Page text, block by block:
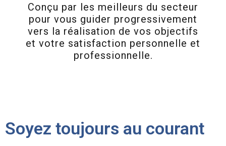
Conçu par les meilleurs du secteur
pour vous guider progressivement
vers la réalisation de vos objectifs
et votre satisfaction personnelle et
professionnelle.
Soyez toujours au courant